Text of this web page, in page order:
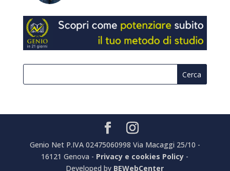
Genio Net P.IVA 02475060998 Via Macaggi 25/10 -
16121 Genova - Privacy e cookies Policy -
Developed by BEWebCenter